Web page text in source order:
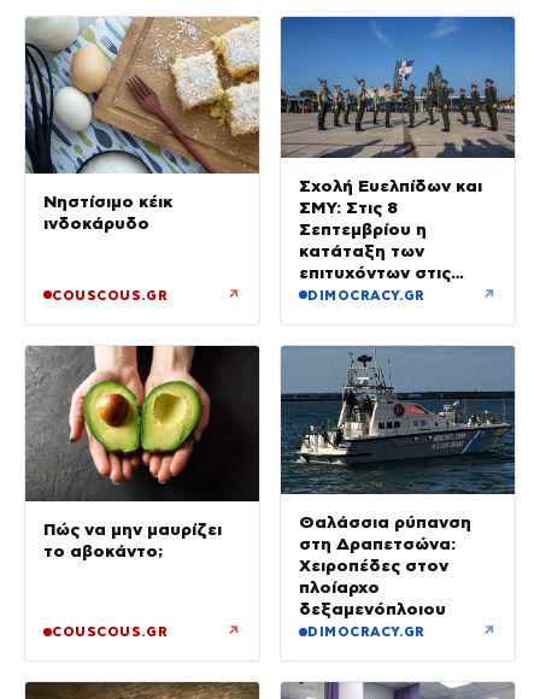
Νηστίσιμο κέικ
ινδοκάρυδο
COUSCOUS.GR ↗
Σχολή Ευελπίδων και
ΣΜΥ: Στις 8
Σεπτεμβρίου η
κατάταξη των
επιτυχόντων στις
Στρατιωτικές Σχολές
DIMOCRACY.GR ↗
Πώς να μην μαυρίζει
το αβοκάντο;
COUSCOUS.GR ↗
Θαλάσσια ρύπανση
στη Δραπετσώνα:
Χειροπέδες στον
πλοίαρχο
δεξαμενόπλοιου
DIMOCRACY.GR ↗